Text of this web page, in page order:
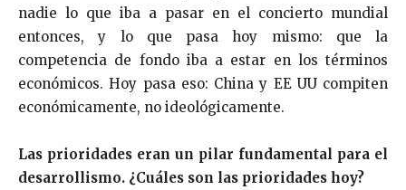
nadie lo que iba a pasar en el concierto mundial
entonces, y lo que pasa hoy mismo: que la
competencia de fondo iba a estar en los términos
económicos. Hoy pasa eso: China y EE UU compiten
económicamente, no ideológicamente.
Las prioridades eran un pilar fundamental para el
desarrollismo. ¿Cuáles son las prioridades hoy?